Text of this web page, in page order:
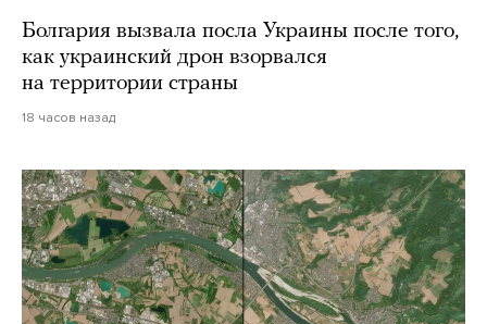
Болгария вызвала посла Украины после того,
как украинский дрон взорвался
на территории страны
18 часов назад